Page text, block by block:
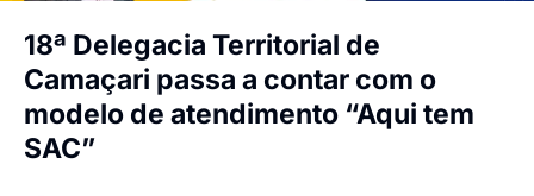
18ª Delegacia Territorial de
Camaçari passa a contar com o
modelo de atendimento “Aqui tem
SAC”